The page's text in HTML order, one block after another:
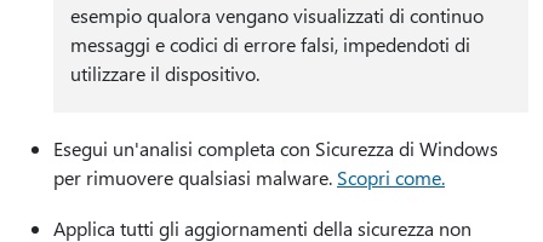
esempio qualora vengano visualizzati di continuo
messaggi e codici di errore falsi, impedendoti di
utilizzare il dispositivo.
Esegui un'analisi completa con Sicurezza di Windows
per rimuovere qualsiasi malware. Scopri come.
Applica tutti gli aggiornamenti della sicurezza non